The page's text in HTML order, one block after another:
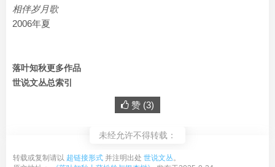
相伴岁月歌
2006年夏
落叶知秋更多作品
世说文丛总索引
赞 (3)
未经允许不得转载：
转载或复制请以 超链接形式 并注明出处 世说文丛。